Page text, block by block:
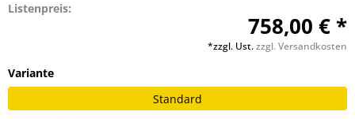
Listenpreis:
758,00 € *
*zzgl. Ust.zzgl. Versandkosten
Variante
Standard